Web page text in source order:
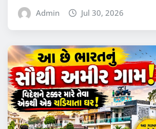
Admin Jul 30, 2026